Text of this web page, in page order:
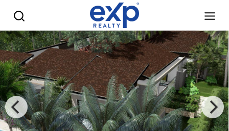
Ultra-Luxury Corner Estate in Pre-Construction | Barranca